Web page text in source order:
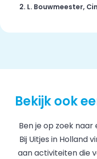
2. L. Bouwmeester,
Bekijk ook
Ben je op zoek
Bij Uitjes in Holland
aan activiteiten die